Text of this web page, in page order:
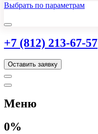
Выбрать по параметрам
+7 (812) 213-67-57
Оставить заявку
Меню
0%